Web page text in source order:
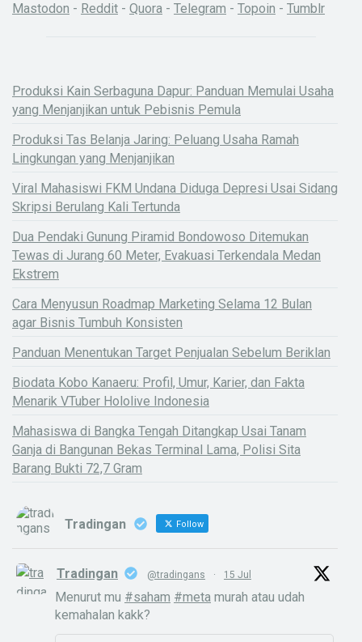
Mastodon - Reddit - Quora - Telegram - Topoin - Tumblr
Produksi Kain Serbaguna Dapur: Panduan Memulai Usaha
yang Menjanjikan untuk Pebisnis Pemula
Produksi Tas Belanja Jaring: Peluang Usaha Ramah
Lingkungan yang Menjanjikan
Viral Mahasiswi FKM Undana Diduga Depresi Usai Sidang
Skripsi Berulang Kali Tertunda
Dua Pendaki Gunung Piramid Bondowoso Ditemukan
Tewas di Jurang 60 Meter, Evakuasi Terkendala Medan
Ekstrem
Cara Menyusun Roadmap Marketing Selama 12 Bulan
agar Bisnis Tumbuh Konsisten
Panduan Menentukan Target Penjualan Sebelum Beriklan
Biodata Kobo Kanaeru: Profil, Umur, Karier, dan Fakta
Menarik VTuber Hololive Indonesia
Mahasiswa di Bangka Tengah Ditangkap Usai Tanam
Ganja di Bangunan Bekas Terminal Lama, Polisi Sita
Barang Bukti 72,7 Gram
Tradingan Follow
Tradingan @tradingans · 15 Jul
Menurut mu #saham #meta murah atau udah
kemahalan kakk?